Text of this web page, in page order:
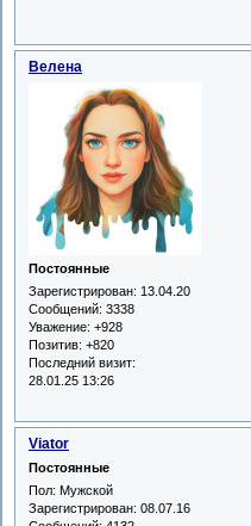
Велена
Постоянные
Зарегистрирован: 13.04.20
Сообщений: 3338
Уважение: +928
Позитив: +820
Последний визит:
28.01.25 13:26
Viator
Постоянные
Пол: Мужской
Зарегистрирован: 08.07.16